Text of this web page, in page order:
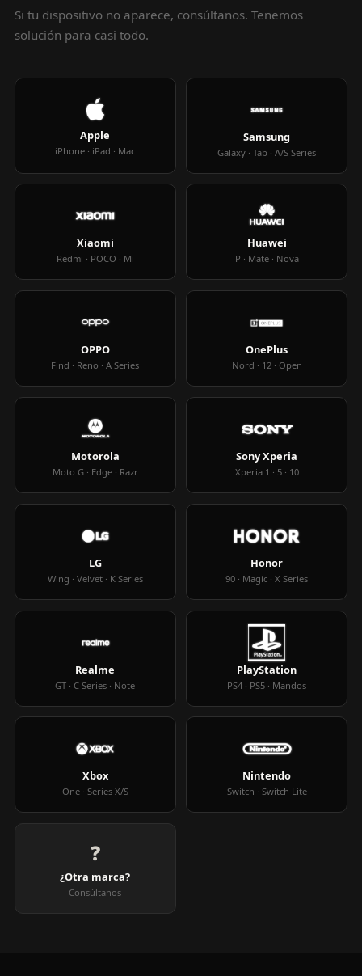
Si tu dispositivo no aparece, consúltanos. Tenemos
solución para casi todo.
Apple
iPhone · iPad · Mac
Samsung
Galaxy · Tab · A/S Series
Xiaomi
Redmi · POCO · Mi
Huawei
P · Mate · Nova
OPPO
Find · Reno · A Series
OnePlus
Nord · 12 · Open
Motorola
Moto G · Edge · Razr
Sony Xperia
Xperia 1 · 5 · 10
LG
Wing · Velvet · K Series
Honor
90 · Magic · X Series
Realme
GT · C Series · Note
PlayStation
PS4 · PS5 · Mandos
Xbox
One · Series X/S
Nintendo
Switch · Switch Lite
❓
¿Otra marca?
Consúltanos